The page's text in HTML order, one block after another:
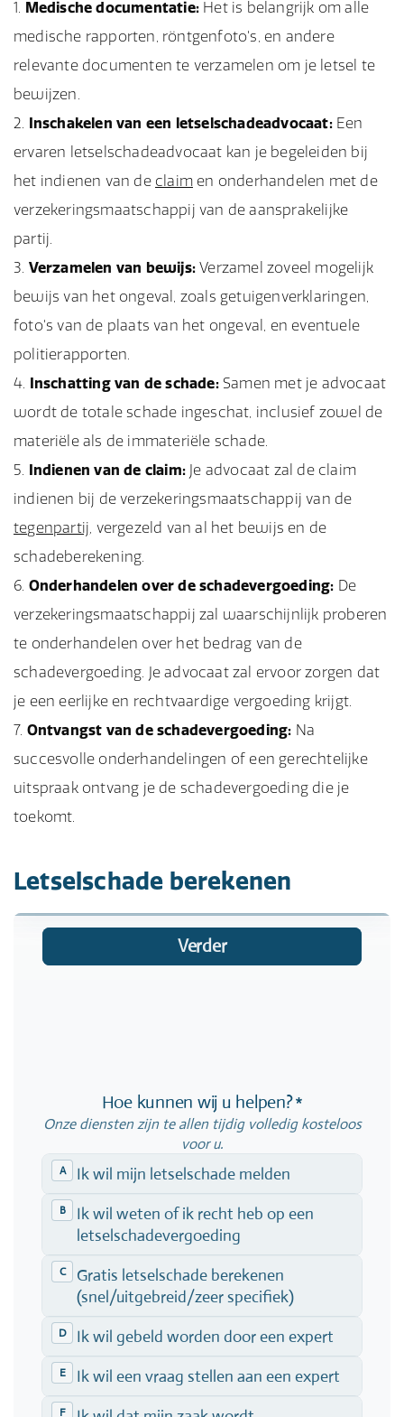
Medische documentatie: Het is belangrijk om alle
medische rapporten, röntgenfoto's, en andere
relevante documenten te verzamelen om je letsel te
bewijzen.
Inschakelen van een letselschadeadvocaat:Een
ervaren letselschadeadvocaat kan je begeleiden bij
het indienen van de claim en onderhandelen met de
verzekeringsmaatschappij van de aansprakelijke
partij.
Verzamelen van bewijs: Verzamel zoveel mogelijk
bewijs van het ongeval, zoals getuigenverklaringen,
foto's van de plaats van het ongeval, en eventuele
politierapporten.
Inschatting van de schade:Samen met je advocaat
wordt de totale schade ingeschat, inclusief zowel de
materiële als de immateriële schade.
Indienen van de claim: Je advocaat zal de claim
indienen bij de verzekeringsmaatschappij van de
tegenpartij, vergezeld van al het bewijs en de
schadeberekening.
Onderhandelen over de schadevergoeding: De
verzekeringsmaatschappij zal waarschijnlijk proberen
te onderhandelen over het bedrag van de
schadevergoeding. Je advocaat zal ervoor zorgen dat
je een eerlijke en rechtvaardige vergoeding krijgt.
Ontvangst van de schadevergoeding: Na
succesvolle onderhandelingen of een gerechtelijke
uitspraak ontvang je de schadevergoeding die je
toekomt.
Letselschade berekenen